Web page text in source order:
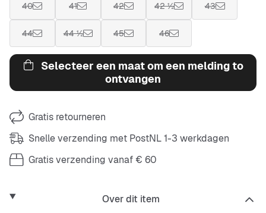
40 41 42 42 ½ 43
44 44 ½ 45 46
Selecteer een maat om een melding to
ontvangen
Gratis retourneren
Snelle verzending met PostNL 1-3 werkdagen
Gratis verzending vanaf € 60
Over dit item